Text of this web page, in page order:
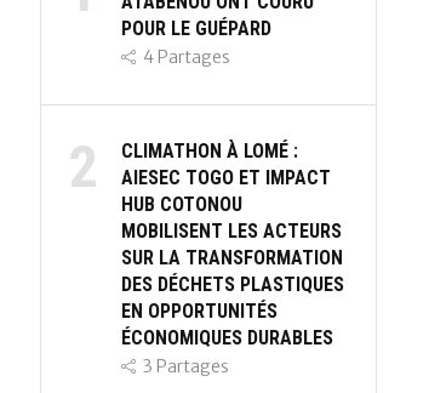
POUR LE GUÉPARD
4 Partages
2
CLIMATHON À LOMÉ :
AIESEC TOGO ET IMPACT
HUB COTONOU
MOBILISENT LES ACTEURS
SUR LA TRANSFORMATION
DES DÉCHETS PLASTIQUES
EN OPPORTUNITÉS
ÉCONOMIQUES DURABLES
3 Partages